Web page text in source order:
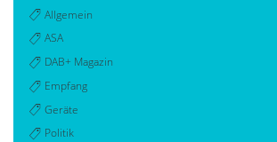
Allgemein
ASA
DAB+ Magazin
Empfang
Geräte
Politik